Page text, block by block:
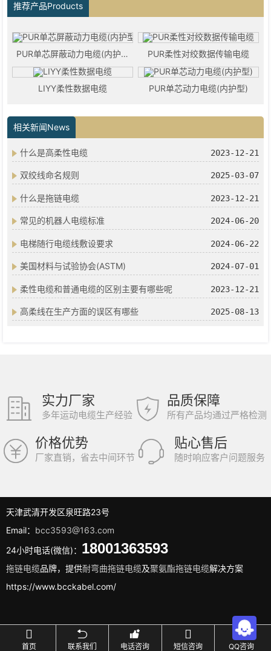
推荐产品Products
PUR单芯屏蔽动力电缆(内护型) PUR柔性对绞数据传输电缆
LIYY柔性数据电缆 PUR单芯动力电缆(内护型)
相关新闻News
什么是高柔性电缆 2023-12-21
双绞线命名规则 2025-03-07
什么是拖链电缆 2023-12-21
常见的机器人电缆标准 2024-06-20
电梯随行电缆线敷设要求 2024-06-22
美国材料与试验协会(ASTM) 2024-07-01
柔性电缆和普通电缆的区别主要有哪些呢 2023-12-21
高柔线在生产方面的误区有哪些 2025-08-13
实力厂家
多年运动电缆生产经验
品质保障
所有产品均通过严格检测
价格优势
厂家直销，省去中间环节
贴心售后
随时响应客户问题服务
天津武清开发区泉旺路23号
Email： bcc3593@163.com
24小时电话(微信)： 18001363593
拖链电缆品牌，提供耐弯曲拖链电缆及聚氨酯拖链电缆解决方案
https://www.bcckabel.com/

首页

联系我们

电话咨询

短信咨询

QQ咨询